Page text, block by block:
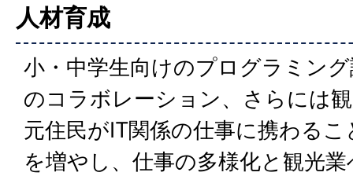
人材育成
小・中学生向けのプログラミン
のコラボレーション、さらには
元住民がIT関係の仕事に携わる
を増やし、仕事の多様化と観光